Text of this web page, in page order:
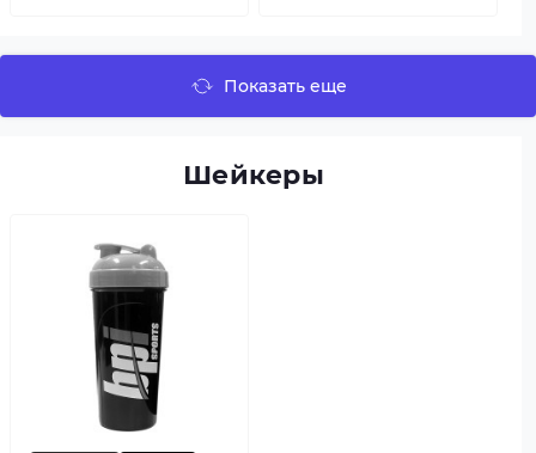
Показать еще
Шейкеры